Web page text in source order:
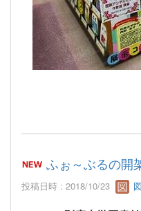
ふぉ～ぶるの開
投稿日時 : 2018/10/23